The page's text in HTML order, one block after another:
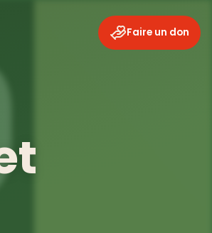
Faire un don